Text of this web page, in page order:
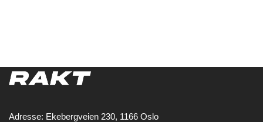
Adresse: Ekebergveien 230, 1166 Oslo